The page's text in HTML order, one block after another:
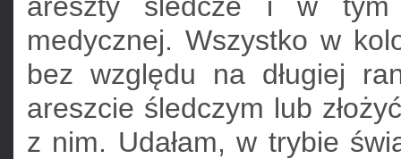
medycznej. Wszystko w
bez względu na długiej
areszcie śledczym lub
z nim. Udałam, w trybie